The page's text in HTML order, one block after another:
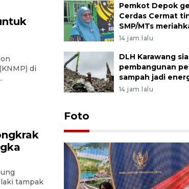
di
tampak
Pemkot Depok
Cerdas Cermat
SMP/MTs
14 jam lalu
DLH Karawang
pembangunan
sampah jadi
14 jam lalu
Foto